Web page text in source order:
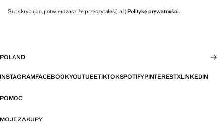
Subskrybując, potwierdzasz, że przeczytałeś(-aś)Politykę prywatności.
POLAND
INSTAGRAMFACEBOOKYOUTUBETIKTOKSPOTIFYPINTERESTXLINKEDIN
POMOC
MOJE ZAKUPY